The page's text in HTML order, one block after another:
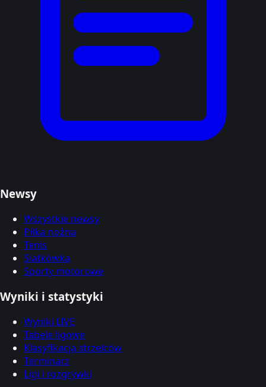
Newsy
Wszystkie newsy
Piłka nożna
Tenis
Siatkówka
Sporty motorowe
Wyniki i statystyki
Wyniki LIVE
Tabele ligowe
Klasyfikacja strzelców
Terminarz
Ligi i rozgrywki